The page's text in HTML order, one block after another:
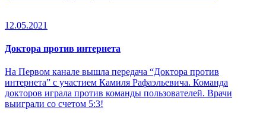
12.05.2021
Доктора против интернета
На Первом канале вышла передача “Доктора против
интернета” с участием Камиля Рафаэльевича. Команда
докторов играла против команды пользователей. Врачи
выиграли со счетом 5:3!